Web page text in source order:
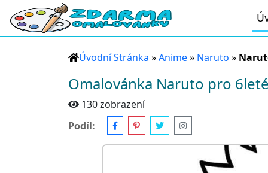
Úvodní Stránka »Anime» Naruto »
Omalovánka Naruto pro
130 zobrazení
Podíl: